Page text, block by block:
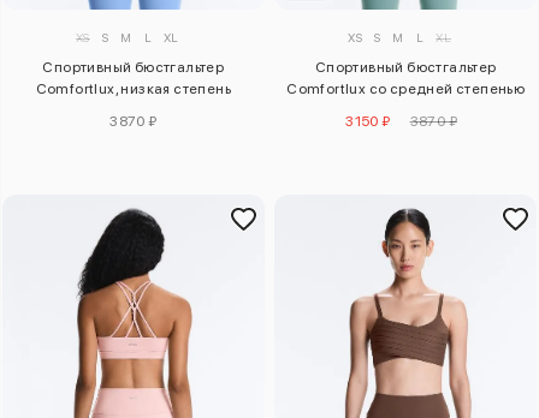
XS S M L XL
Спортивный бюстгальтер
Comfortlux, низкая степень
3870 ₽
XS S M L XL
Спортивный бюстгальтер
Comfortlux со средней степенью
3150 ₽ 3870 ₽